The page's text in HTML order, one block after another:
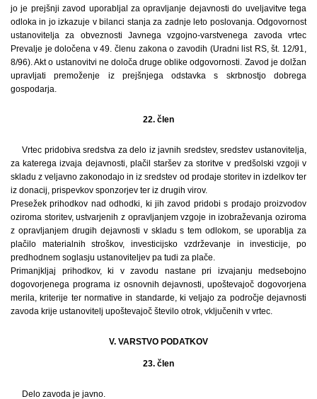
jo je prejšnji zavod uporabljal za opravljanje dejavnosti do uveljavitve tega
odloka in jo izkazuje v bilanci stanja za zadnje leto poslovanja. Odgovornost
ustanovitelja za obveznosti Javnega vzgojno-varstvenega zavoda vrtec
Prevalje je določena v 49. členu zakona o zavodih (Uradni list RS, št. 12/91,
8/96). Akt o ustanovitvi ne določa druge oblike odgovornosti. Zavod je dolžan
upravljati premoženje iz prejšnjega odstavka s skrbnostjo dobrega
gospodarja.
22. člen
Vrtec pridobiva sredstva za delo iz javnih sredstev, sredstev ustanovitelja,
za katerega izvaja dejavnosti, plačil staršev za storitve v predšolski vzgoji v
skladu z veljavno zakonodajo in iz sredstev od prodaje storitev in izdelkov ter
iz donacij, prispevkov sponzorjev ter iz drugih virov.
Presežek prihodkov nad odhodki, ki jih zavod pridobi s prodajo proizvodov
oziroma storitev, ustvarjenih z opravljanjem vzgoje in izobraževanja oziroma
z opravljanjem drugih dejavnosti v skladu s tem odlokom, se uporablja za
plačilo materialnih stroškov, investicijsko vzdrževanje in investicije, po
predhodnem soglasju ustanoviteljev pa tudi za plače.
Primanjkljaj prihodkov, ki v zavodu nastane pri izvajanju medsebojno
dogovorjenega programa iz osnovnih dejavnosti, upoštevajoč dogovorjena
merila, kriterije ter normative in standarde, ki veljajo za področje dejavnosti
zavoda krije ustanovitelj upoštevajoč število otrok, vključenih v vrtec.
V. VARSTVO PODATKOV
23. člen
Delo zavoda je javno.